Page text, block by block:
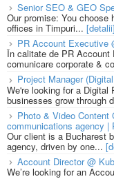
Senior SEO & GEO
Our promise: You choose
offices in Timpuri... [detalii]
PR Account Executive
În calitate de PR
comunicare corporate &
Project Manager
We're looking for a Digital
businesses grow through
Photo & Video Content
communications agency |
Our client is a Bucharest
agency, driven by one...
Account Director @
We’re looking for an